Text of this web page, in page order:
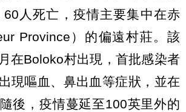
60人死亡，疫情主要集中在赤
Province）的偏遠村莊。該
在Boloko村出現，首批感染者
現嘔血、鼻出血等症狀，並在
後，疫情蔓延至100英里外的